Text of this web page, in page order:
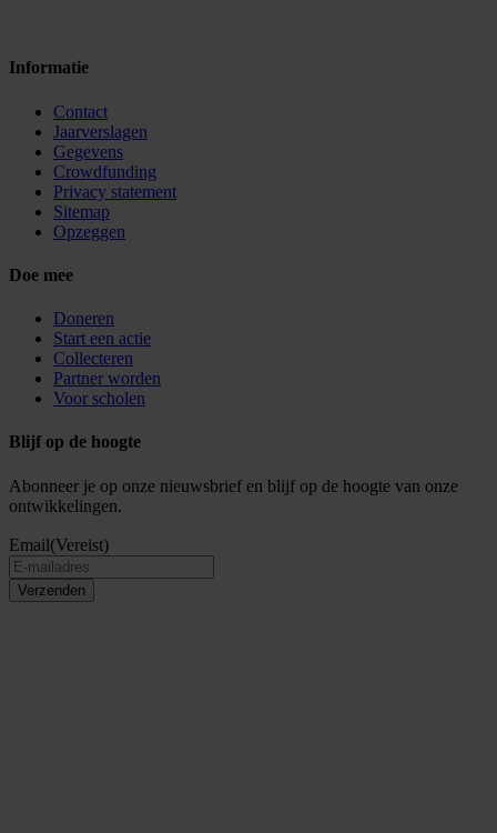
Informatie
Contact
Jaarverslagen
Gegevens
Crowdfunding
Privacy statement
Sitemap
Opzeggen
Doe mee
Doneren
Start een actie
Collecteren
Partner worden
Voor scholen
Blijf op de hoogte
Abonneer je op onze nieuwsbrief en blijf op de hoogte van onze
ontwikkelingen.
Email(Vereist)
Verzenden